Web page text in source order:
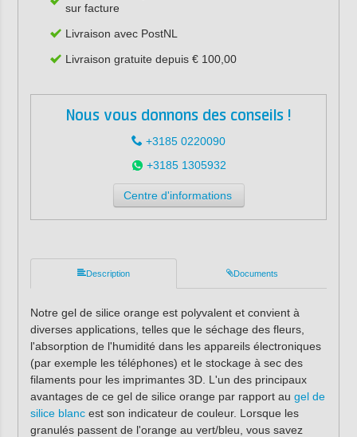
sur facture
Livraison avec PostNL
Livraison gratuite depuis € 100,00
Nous vous donnons des conseils !
+3185 0220090
+3185 1305932
Centre d'informations
Description Documents
Notre gel de silice orange est polyvalent et convient à
diverses applications, telles que le séchage des fleurs,
l'absorption de l'humidité dans les appareils électroniques
(par exemple les téléphones) et le stockage à sec des
filaments pour les imprimantes 3D. L'un des principaux
avantages de ce gel de silice orange par rapport au gel de
silice blancest son indicateur de couleur. Lorsque les
granulés passent de l'orange au vert/bleu, vous savez